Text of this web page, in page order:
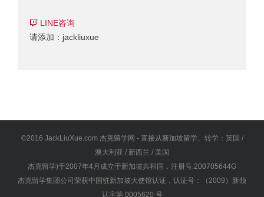
LINE咨询
请添加：jackliuxue
©2016 JackLiuXue.com 杰克留学网 - 直接从新加坡留学、转学：英国 /
澳大利亚 / 新西兰 / 美国
杰克留学)于2007年4月成立于新加坡共和国，注册号:200705644G
杰克留学集团公司荣获中国驻新加坡大使馆认证，认证号：（2009）新领
认字第 0005620 号